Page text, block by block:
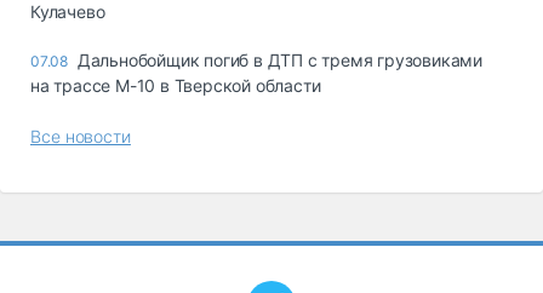
Кулачево
07.08 Дальнобойщик погиб в ДТП с тремя грузовиками
на трассе М-10 в Тверской области
Все новости